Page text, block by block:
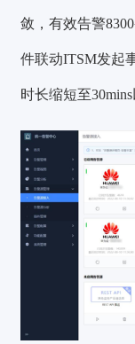
敛，有效告警
件联动ITSM发起
时长缩短至30mins